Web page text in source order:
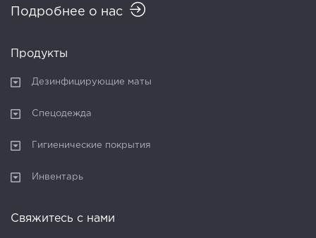
Подробнее о нас
Продукты
Дезинфицирующие маты
Спецодежда
Гигиенические покрытия
Инвентарь
Свяжитесь с нами